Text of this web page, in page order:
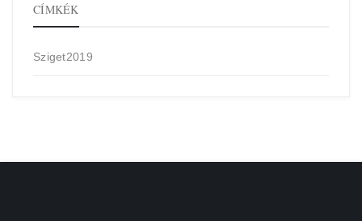
CÍMKÉK
Sziget2019